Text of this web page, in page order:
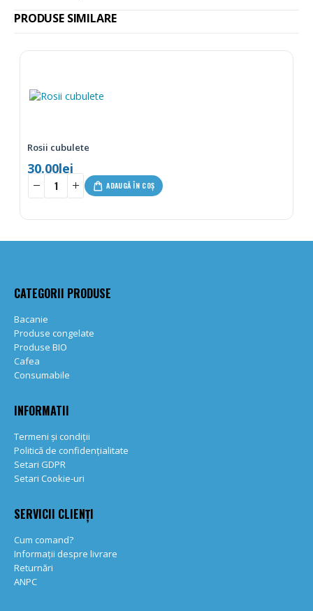
PRODUSE SIMILARE
Rosii cubulete
30.00lei
ADAUGĂ ÎN COȘ
CATEGORII PRODUSE
Bacanie
Produse congelate
Produse BIO
Cafea
Consumabile
INFORMATII
Termeni și condiții
Politică de confidențialitate
Setari GDPR
Setari Cookie-uri
SERVICII CLIENȚI
Cum comand?
Informații despre livrare
Returnări
ANPC